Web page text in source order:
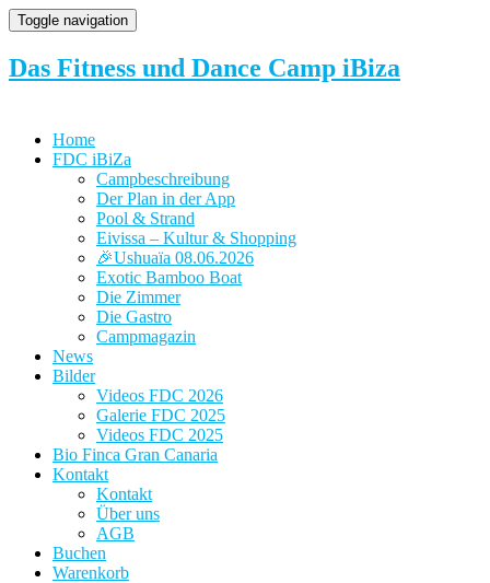
Toggle navigation
Das Fitness und Dance Camp iBiza
Home
FDC iBiZa
Campbeschreibung
Der Plan in der App
Pool & Strand
Eivissa – Kultur & Shopping
🎉Ushuaïa 08.06.2026
Exotic Bamboo Boat
Die Zimmer
Die Gastro
Campmagazin
News
Bilder
Videos FDC 2026
Galerie FDC 2025
Videos FDC 2025
Bio Finca Gran Canaria
Kontakt
Kontakt
Über uns
AGB
Buchen
Warenkorb